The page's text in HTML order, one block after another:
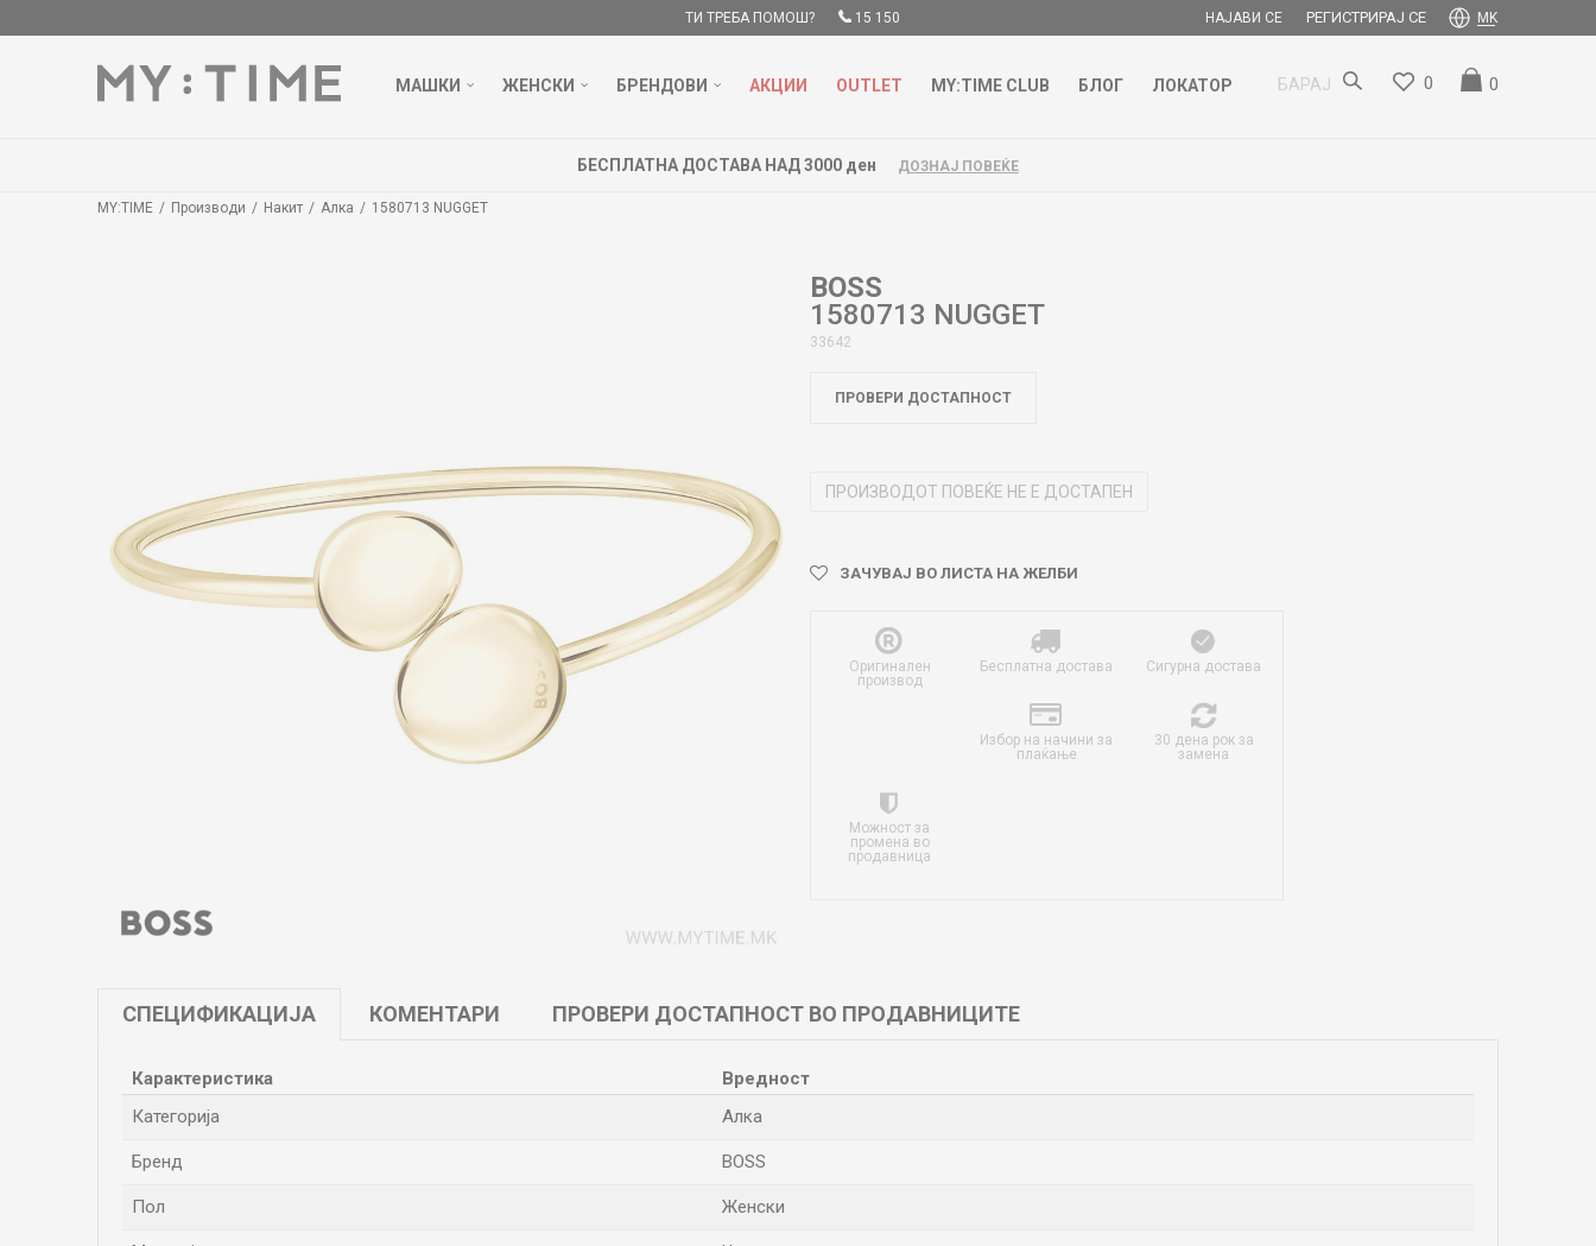
ТИ ТРЕБА ПОМОШ? 15 150 НАЈАВИ СЕ РЕГИСТРИРАЈ СЕ MK
МАШКИ ЖЕНСКИ БРЕНДОВИ АКЦИИ OUTLET MY:TIME CLUB БЛОГ ЛОКАТОР БАРАЈ 0
0
БЕСПЛАТНА ДОСТАВА НАД 3000 ден ДОЗНАЈ ПОВЕЌЕ
MY:TIME Производи Накит Алка 1580713 NUGGET
BOSS
1580713 NUGGET
33642
ПРОВЕРИ ДОСТАПНОСТ
ПРОИЗВОДОТ ПОВЕЌЕ НЕ Е ДОСТАПЕН
ЗАЧУВАЈ ВО ЛИСТА НА ЖЕЛБИ
Оригинален
производ
Бесплатна достава Сигурна достава
Избор на начини за
плаќање
30 дена рок за
замена
Можност за
промена во
продавница
СПЕЦИФИКАЦИЈА КОМЕНТАРИ ПРОВЕРИ ДОСТАПНОСТ ВО ПРОДАВНИЦИТЕ
Карактеристика
Вредност
Категорија
Алка
Бренд BOSS
Пол Женски